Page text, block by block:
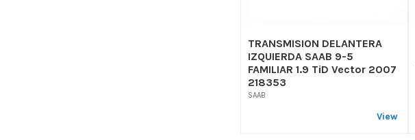
TRANSMISION DELANTERA
IZQUIERDA SAAB 9-5
FAMILIAR 1.9 TiD Vector 2007
218353
SAAB
View